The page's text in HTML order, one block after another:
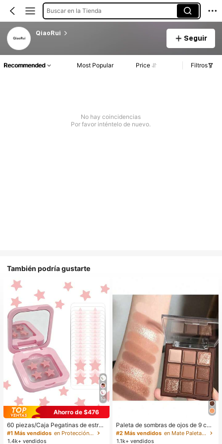
Buscar en la Tienda
QiaoRui
Seguir
Recommended Most Popular Price Filtros
No hay coincidencias
Por favor inténtelo de nuevo.
También podría gustarte
10
Ahorro de $476
60 piezas/Caja Pegatinas de estrell
a lindas - Pegatinas faciales, sin al
cohol, sin fragancia, suaves en la pi
#1 Más vendidos
en Protección de la piel
1.4k+ vendidos
Paleta de sombras de ojos de 9 col
ores de tonos tierra neutros de cho
colate con leche, maquillaje ligero,
#2 Más vendidos
en Mate Paletas de sombras de ojos
1.1k+ vendidos